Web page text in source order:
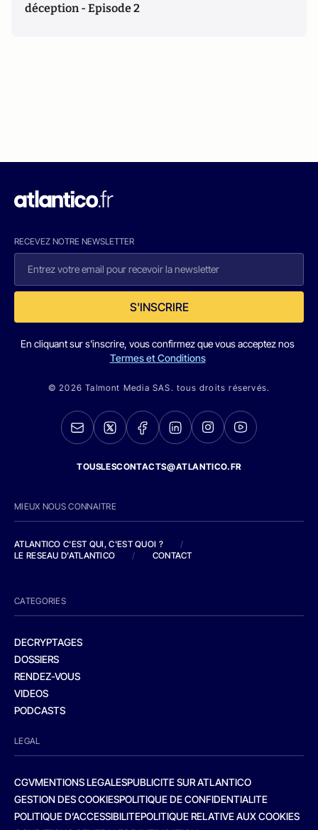
déception - Episode 2
RECEVEZ NOTRE NEWSLETTER
S'INSCRIRE
En cliquant sur s'inscrire, vous confirmez que vous acceptez nos
Termes et Conditions
© 2026 Talmont Media SAS. tous droits réservés.
TOUSLESCONTACTS@ATLANTICO.FR
MIEUX NOUS CONNAITRE
ATLANTICO C'EST QUI, C'EST QUOI ?
/
LE RESEAU D'ATLANTICO
/ CONTACT
CATEGORIES
DECRYPTAGES
DOSSIERS
RENDEZ-VOUS
VIDEOS
PODCASTS
LEGAL
CGVMENTIONS LEGALESPUBLICITE SUR ATLANTICO
GESTION DES COOKIESPOLITIQUE DE CONFIDENTIALITE
POLITIQUE D’ACCESSIBILITEPOLITIQUE RELATIVE AUX COOKIES